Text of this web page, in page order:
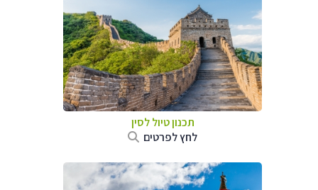
תכנון טיוללסין
לחץ לפרטים